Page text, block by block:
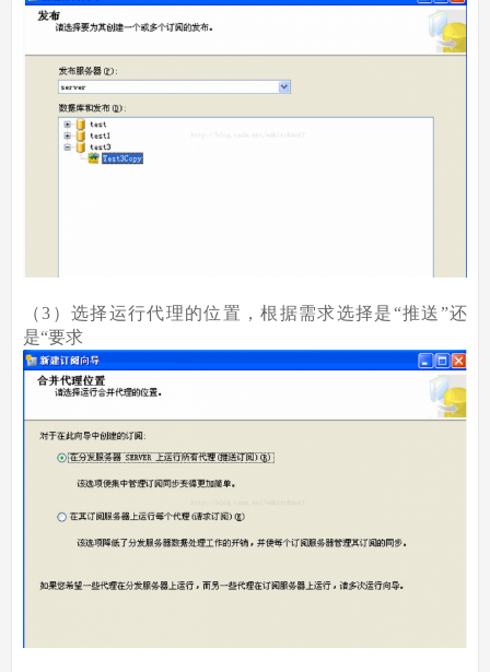
（3）选择运行代理的位置，根据需求选择是“推送”还
是“要求